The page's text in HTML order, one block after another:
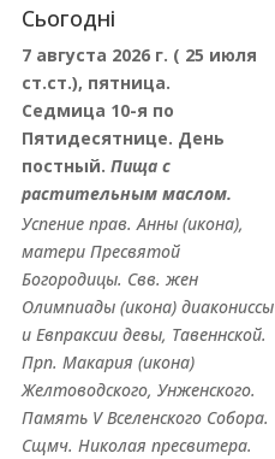
Сьогодні
7 августа 2026 г. ( 25 июля
ст.ст.), пятница.
Седмица 10-я по
Пятидесятнице. День
постный. Пища с
растительным маслом.
Успение прав.Анны(икона),
матери Пресвятой
Богородицы. Свв. жен
Олимпиады(икона) диакониссы
и Евпраксиидевы, Тавеннской.
Прп. Макария (икона)
Желтоводского, Унженского.
Память V Вселенского Собора.
Сщмч. Николая пресвитера.